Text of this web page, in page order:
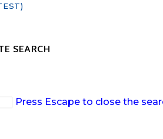
SEARCH
Press Escape to close the